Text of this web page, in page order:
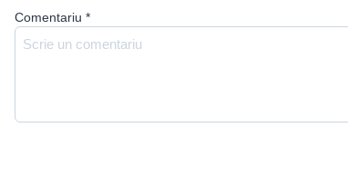
Comentariu *